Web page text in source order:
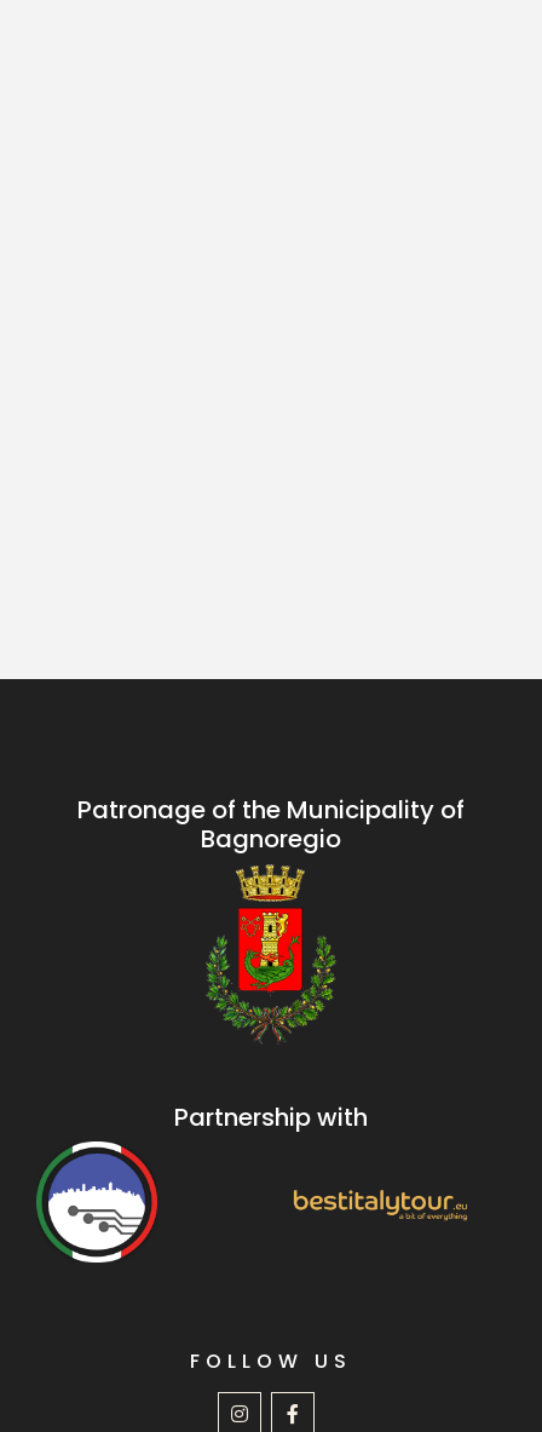
Patronage of the Municipality of
Bagnoregio
Partnership with
FOLLOW US